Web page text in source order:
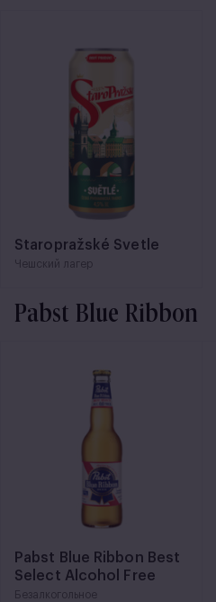
Staropražské Svetle
Чешский лагер
Pabst Blue Ribbon
Pabst Blue Ribbon Best
Select Alcohol Free
Безалкогольное